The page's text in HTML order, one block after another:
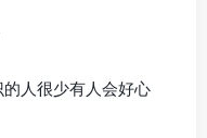
人很少有人会好心